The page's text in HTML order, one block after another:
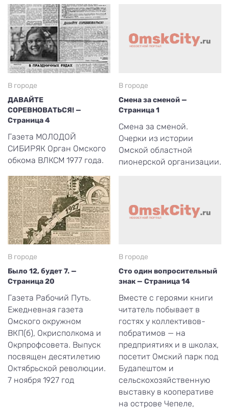
В городе
ДАВАЙТЕ
СОРЕВНОВАТЬСЯ! —
Страница 4
Газета МОЛОДОЙ
СИБИРЯК Орган Омского
обкома ВЛКСМ 1977 года.
В городе
Смена за сменой —
Страница 1
Смена за сменой.
Очерки из истории
Омской областной
пионерской организации.
В городе
Было 12, будет 7. —
Страница 20
Газета Рабочий Путь.
Ежедневная газета
Омского окружном
ВКП(б), Окрисполкома и
Окрпрофсовета. Выпуск
посвящен десятилетию
Октябрьской революции.
7 ноября 1927 год
В городе
Сто один вопросительный
знак — Страница 14
Вместе с героями книги
читатель побывает в
гостях у коллективов-
побратимов — на
предприятиях и в школах,
посетит Омский парк под
Будапештом и
сельскохозяйственную
выставку в кооперативе
на острове Чепеле,